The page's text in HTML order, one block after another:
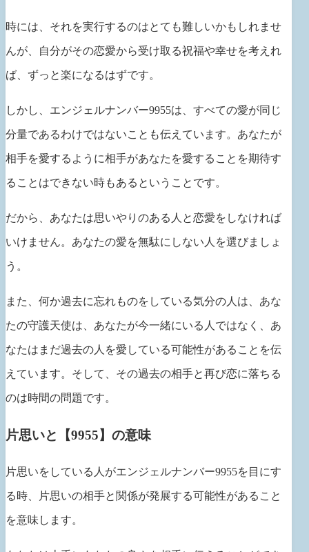
時には、それを実行するのはとても難しいかもしれませ
んが、自分がその恋愛から受け取る祝福や幸せを考えれ
ば、ずっと楽になるはずです。
しかし、エンジェルナンバー9955は、すべての愛が同じ
分量であるわけではないことも伝えています。あなたが
相手を愛するように相手があなたを愛することを期待す
ることはできない時もあるということです。
だから、あなたは思いやりのある人と恋愛をしなければ
いけません。あなたの愛を無駄にしない人を選びましょ
う。
また、何か過去に忘れものをしている気分の人は、あな
たの守護天使は、あなたが今一緒にいる人ではなく、あ
なたはまだ過去の人を愛している可能性があることを伝
えています。そして、その過去の相手と再び恋に落ちる
のは時間の問題です。
片思いと【9955】の意味
片思いをしている人がエンジェルナンバー9955を目にす
る時、片思いの相手と関係が発展する可能性があること
を意味します。